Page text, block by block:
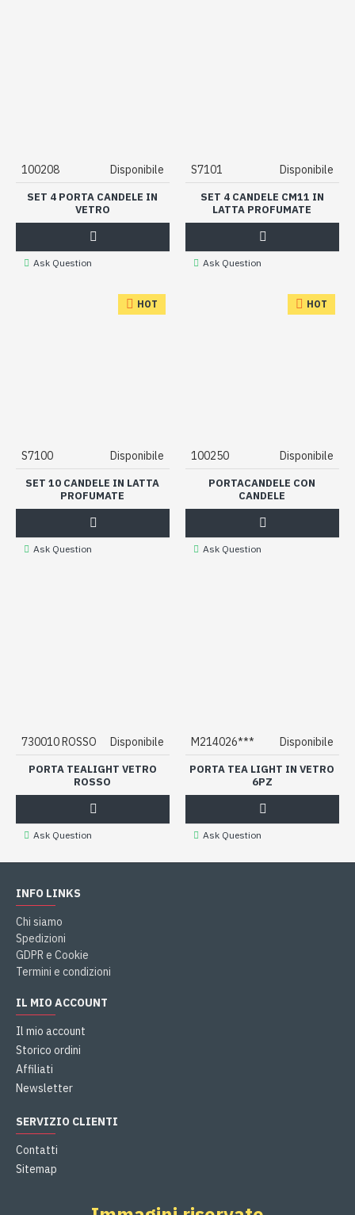
100208 Disponibile
SET 4 PORTA CANDELE IN
VETRO
Ask Question
S7101 Disponibile
SET 4 CANDELE CM11 IN
LATTA PROFUMATE
Ask Question
HOT
S7100 Disponibile
SET 10 CANDELE IN LATTA
PROFUMATE
Ask Question
HOT
100250 Disponibile
PORTACANDELE CON
CANDELE
Ask Question
730010 ROSSO Disponibile
PORTA TEALIGHT VETRO
ROSSO
Ask Question
M214026*** Disponibile
PORTA TEA LIGHT IN VETRO
6PZ
Ask Question
INFO LINKS
Chi siamo
Spedizioni
GDPR e Cookie
Termini e condizioni
IL MIO ACCOUNT
Il mio account
Storico ordini
Affiliati
Newsletter
SERVIZIO CLIENTI
Contatti
Sitemap